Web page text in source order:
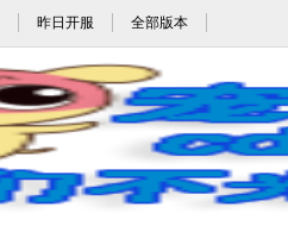
昨日开服 全部版本